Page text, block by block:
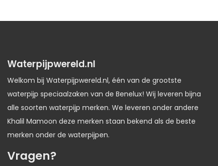
Waterpijpwereld.nl
Welkom bij Waterpijpwereld.nl, één van de grootste
waterpijp speciaalzaken van de Benelux! Wij leveren bijna
alle soorten waterpijp merken. We leveren onder andere
Khalil Mamoon deze merken staan bekend als de beste
merken onder de waterpijpen.
Vragen?